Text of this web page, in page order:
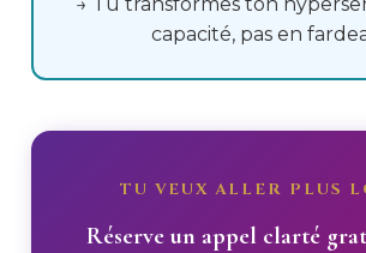
capacité, pas en
TU VEUX ALLER PLUS
Réserve un appel clarté